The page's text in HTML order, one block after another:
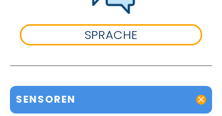
SPRACHE
SENSOREN